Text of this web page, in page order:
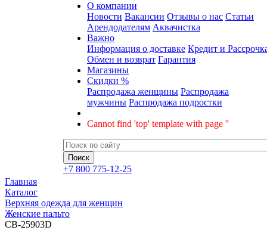
О компании
Новости Вакансии Отзывы о нас Статьи
Арендодателям Аквачистка
Важно
Информация о доставке Кредит и
Обмен и возврат Гарантия
Магазины
Скидки %
Распродажа женщины Распродажа
мужчины Распродажа подростки
Cannot find 'top' template with page ''
+7 800 775-12-25
Главная
Каталог
Верхняя одежда для женщин
Женские пальто
CB-25903D